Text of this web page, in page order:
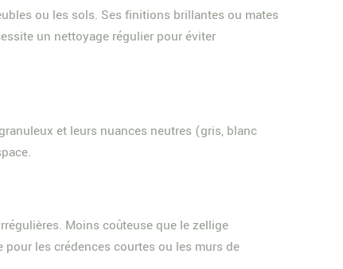
ou les sols. Ses finitions brillantes ou mates
un nettoyage régulier pour éviter
et leurs nuances neutres (gris, blanc
Moins coûteuse que le zellige
les crédences courtes ou les murs de